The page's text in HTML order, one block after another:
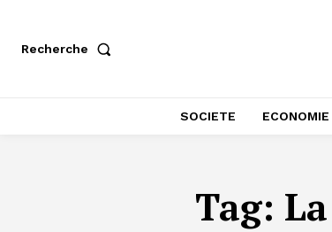
Recherche
SOCIETE ECONOMIE
Tag: